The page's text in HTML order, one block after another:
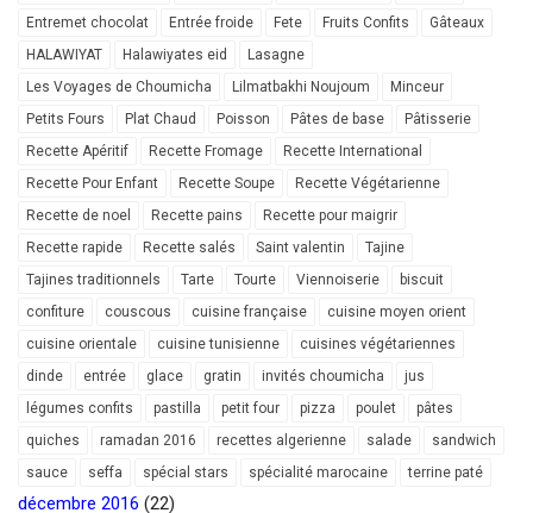
Entremet chocolat
Entrée froide Fete Fruits Confits
Gâteaux
HALAWIYAT
Halawiyates eid
Lasagne
Les Voyages de Choumicha
Lilmatbakhi Noujoum
Minceur
Petits Fours
Plat Chaud Poisson Pâtes de base
Pâtisserie
Recette Apéritif
Recette Fromage
Recette International
Recette Pour Enfant
Recette Soupe
Recette Végétarienne
Recette de noel
Recette pains
Recette pour maigrir
Recette rapide
Recette salés Saint valentin
Tajine
Tajines traditionnels
Tarte Tourte Viennoiserie
biscuit
confiture
couscous cuisine française
cuisine moyen orient
cuisine orientale
cuisine tunisienne
cuisines végétariennes
dinde
entrée glace gratin invités choumicha
jus
légumes confits
pastilla petit four pizza poulet
pâtes
quiches
ramadan 2016 recettes algerienne salade
sandwich
sauce
seffa spécial stars spécialité marocaine terrine paté
décembre 2016 (22)